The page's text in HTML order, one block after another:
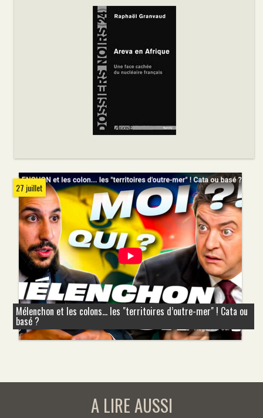
27 juillet
Mélenchon et les colons... les "territoires d’outre-mer" ! Cata ou
basé ?
A LIRE AUSSI